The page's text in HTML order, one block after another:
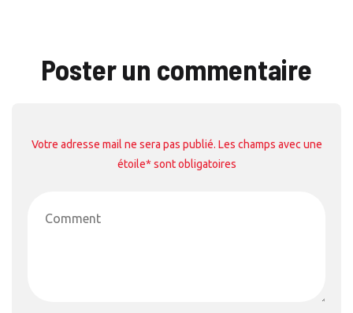
Poster un commentaire
Votre adresse mail ne sera pas publié. Les champs avec une
étoile* sont obligatoires